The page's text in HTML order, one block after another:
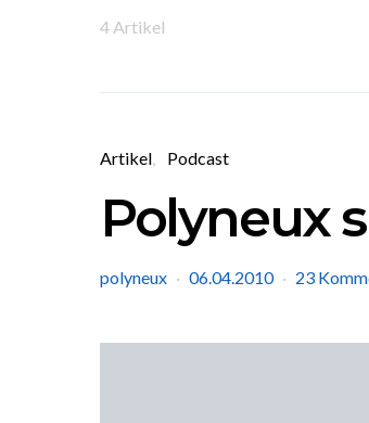
4 Artikel
Artikel Podcast
Polyneux
polyneux 06.04.2010 23